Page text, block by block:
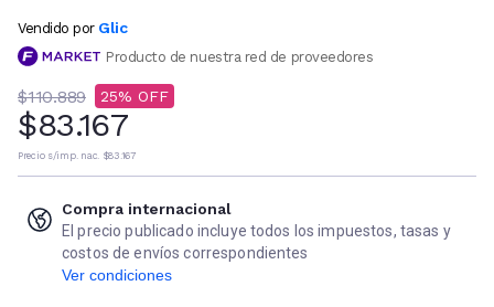
Vendido por Glic
Producto de nuestra red de proveedores
$110.889 25
$83.167
Precio s/imp. nac. $83.167
Compra internacional
El precio publicado incluye todos los impuestos, tasas y
costos de envíos correspondientes
Ver condiciones